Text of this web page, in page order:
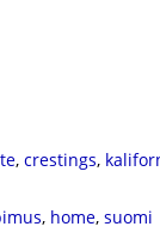
, crestings,
, home, suomi